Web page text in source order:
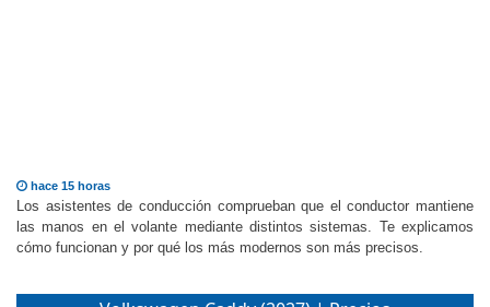
hace 15 horas
Los asistentes de conducción comprueban que el conductor mantiene
las manos en el volante mediante distintos sistemas. Te explicamos